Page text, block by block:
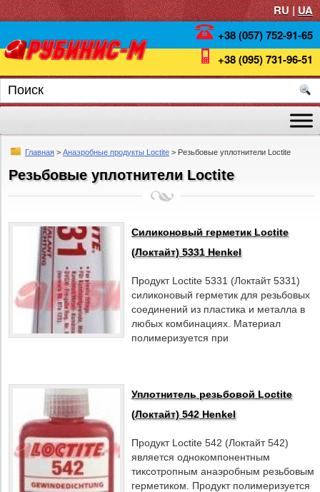
RU |UA
+38 (057) 752-91-65
+38 (095) 731-96-51
Главная > Анаэробные продукты Loctite > Резьбовые уплотнители Loctite
Резьбовые уплотнители Loctite
Силиконовый герметик Loctite
(Локтайт) 5331 Henkel
Продукт Loctite 5331 (Локтайт 5331)
силиконовый герметик для резьбовых
соединений из пластика и металла в
любых комбинациях. Материал
полимеризуется при
Уплотнитель резьбовой Loctite
(Локтайт) 542 Henkel
Продукт Loctite 542 (Локтайт 542)
является однокомпонентным
тиксотропным анаэробным резьбовым
герметиком. Продукт полимеризуется